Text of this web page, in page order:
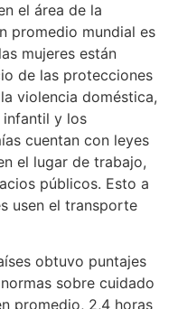
el área de la
promedio mundial es
mujeres están
de las protecciones
violencia doméstica,
infantil y los
cuentan con leyes
el lugar de trabajo,
públicos. Esto a
usen el transporte
obtuvo puntajes
sobre cuidado
promedio, 2,4 horas